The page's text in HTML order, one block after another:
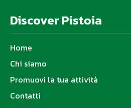
Discover Pistoia
Home
Chi siamo
Promuovi la tua attività
Contatti